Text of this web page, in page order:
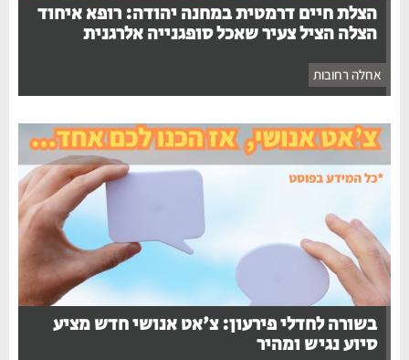
הצלת חיים דרמטית במחנה יהודה: רופא איחוד
הצלה הציל צעיר שאכל סופגנייה אלרגנית
אחלה רחובות
בשורה לחדלי פירעון: צ'אט אנושי חדש מציע
סיוע נגיש ומהיר